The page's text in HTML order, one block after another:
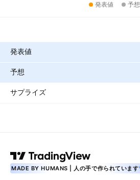
発表値 予想
発表値
予想
サプライズ
MADE BY HUMANS | 人の手で作られています